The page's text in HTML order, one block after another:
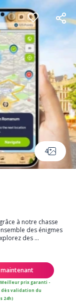
4
à notre chasse
des énigmes
des ...
prix garanti -
validation du
24h)